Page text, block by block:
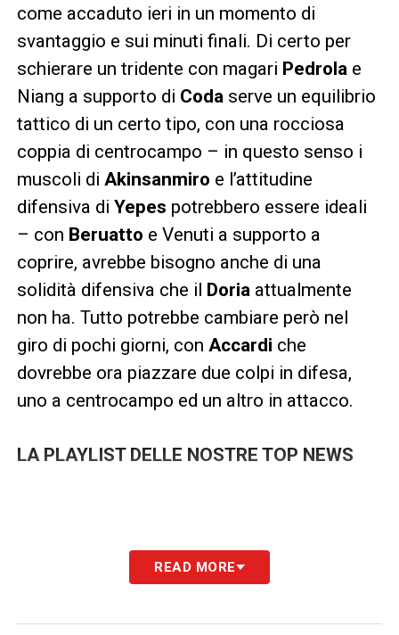
come accaduto ieri in un momento di
svantaggio e sui minuti finali. Di certo per
schierare un tridente con magari Pedrola e
Niang a supporto di Coda serve un equilibrio
tattico di un certo tipo, con una rocciosa
coppia di centrocampo – in questo senso i
muscoli di Akinsanmiro e l’attitudine
difensiva di Yepes potrebbero essere ideali
– con Beruatto e Venuti a supporto a
coprire, avrebbe bisogno anche di una
solidità difensiva che il Doria attualmente
non ha. Tutto potrebbe cambiare però nel
giro di pochi giorni, con Accardi che
dovrebbe ora piazzare due colpi in difesa,
uno a centrocampo ed un altro in attacco.
LA PLAYLIST DELLE NOSTRE TOP NEWS
READ MORE